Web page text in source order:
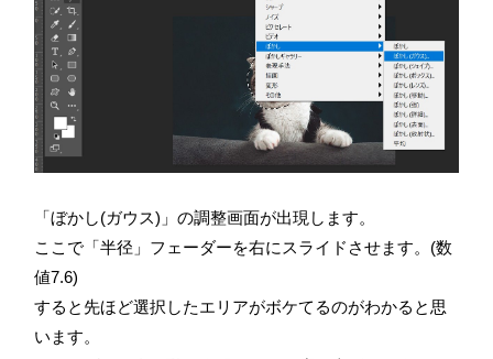
「ぼかし(ガウス)」の調整画面が出現します。
ここで「半径」フェーダーを右にスライドさせます。(数
値7.6)
すると先ほど選択したエリアがボケてるのがわかると思
います。